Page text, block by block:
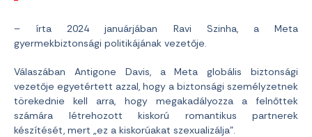
– írta 2024 januárjában Ravi Szinha, a Meta
gyermekbiztonsági politikájának vezetője.
Válaszában Antigone Davis, a Meta globális biztonsági
vezetője egyetértett azzal, hogy a biztonsági személyzetnek
törekednie kell arra, hogy megakadályozza a felnőttek
számára létrehozott kiskorú romantikus partnerek
készítését, mert „ez a kiskorúakat szexualizálja”.